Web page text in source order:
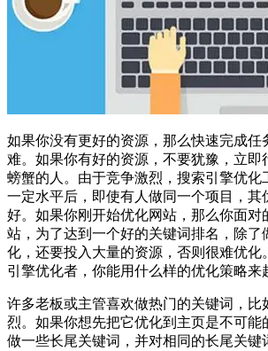
如果你没有更好的资源，那么快速完成任
难。如果你有好的资源，不要犹豫，立即
螃蟹的人。由于竞争激烈，搜索引擎优化
一定水平后，即使有人做同一个项目，其
好。如果你刚开始优化网站，那么你面对
站，为了达到一个好的关键词排名，除了
化，还要投入大量的资源，否则很难优化
引擎优化者，你能用什么样的优化策略来
许多老板或主管喜欢做热门的关键词，比
烈。如果你想先把它优化到主页是不可能
做一些长尾关键词，并对相同的长尾关键